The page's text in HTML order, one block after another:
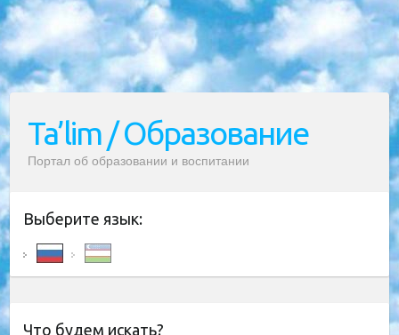
Ta’lim / Образование
Портал об образовании и воспитании
Выберите язык:
Что будем искать?